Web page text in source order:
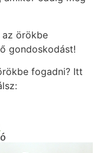
az örökbe
gondoskodást!
fogadni? Itt